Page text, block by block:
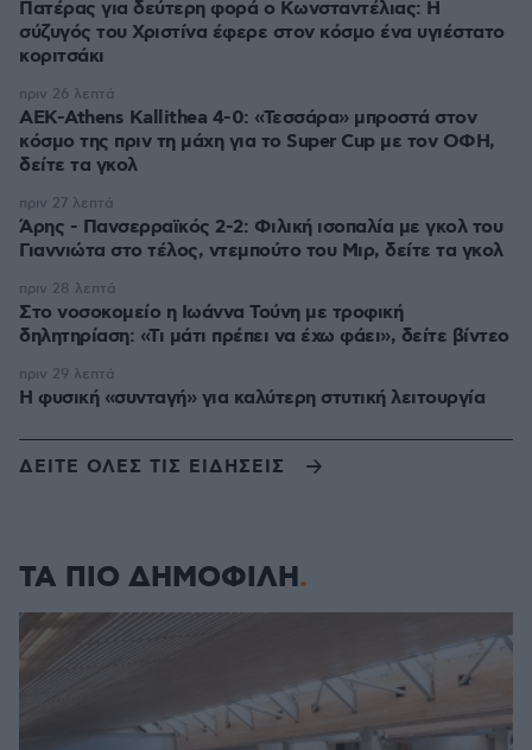
Πατέρας για δεύτερη φορά ο Κωνσταντέλιας: Η
σύζυγός του Χριστίνα έφερε στον κόσμο ένα υγιέστατο
κοριτσάκι
ΑΕΚ-Athens Kallithea 4-0: «Τεσσάρα» μπροστά στον
κόσμο της πριν τη μάχη για το Super Cup με τον ΟΦΗ,
δείτε τα γκολ
πριν 26 λεπτά
Άρης - Πανσερραϊκός 2-2: Φιλική ισοπαλία με γκολ του
Γιαννιώτα στο τέλος, ντεμπούτο του Μιρ, δείτε τα γκολ
πριν 27 λεπτά
Στο νοσοκομείο η Ιωάννα Τούνη με τροφική
δηλητηρίαση: «Τι μάτι πρέπει να έχω φάει», δείτε βίντεο
πριν 28 λεπτά
Η φυσική «συνταγή» για καλύτερη στυτική λειτουργία
πριν 29 λεπτά
ΔΕΙΤΕ ΟΛΕΣ ΤΙΣ ΕΙΔΗΣΕΙΣ
ΤΑ ΠΙΟ ΔΗΜΟΦΙΛΗ